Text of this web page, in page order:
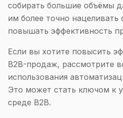
собирать большие объёмы
им более точно нацеливать
повышать эффективность
Если вы хотите повысить
B2B-продаж, рассмотрите
использования
Это может стать ключом к
среде B2B.